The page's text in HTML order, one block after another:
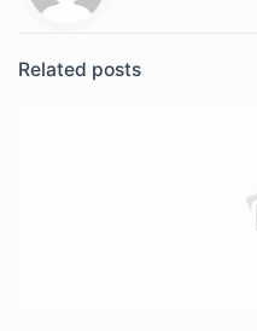
Related posts